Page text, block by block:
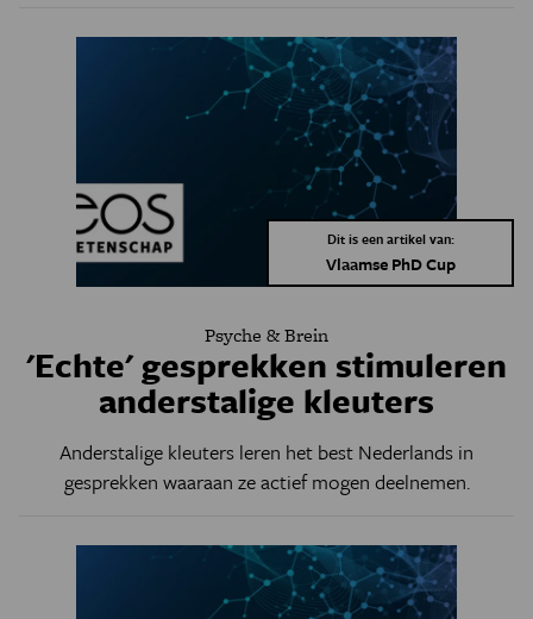
Dit is een artikel van:
Vlaamse PhD Cup
Psyche & Brein
'Echte' gesprekken stimuleren
anderstalige kleuters
Anderstalige kleuters leren het best Nederlands in
gesprekken waaraan ze actief mogen deelnemen.